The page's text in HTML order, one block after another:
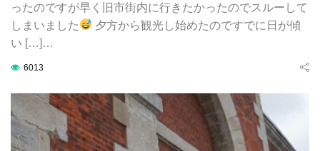
ったのですが早く旧市街内に行きたかったのでスルーして
しまいました
夕方から観光し始めたのですでに日が傾
い […]…
6013